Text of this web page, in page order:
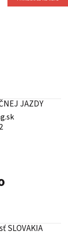
JAZDY
SLOVAKIA